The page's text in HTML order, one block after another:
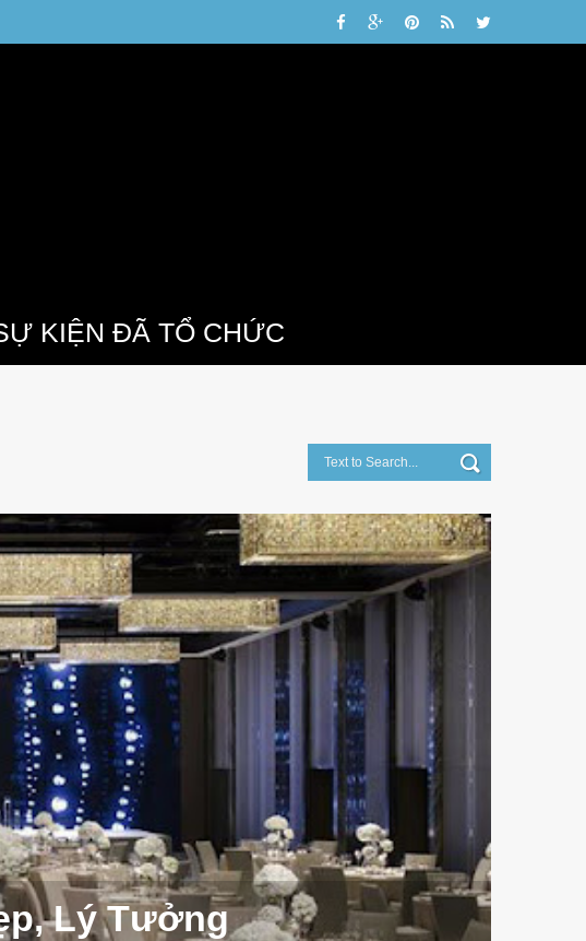
KIỆN ĐÃ TỔ CHỨC
Lý Tưởng